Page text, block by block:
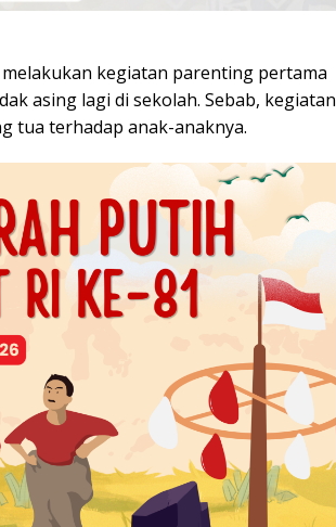
kegiatan parenting pertama
asing lagi di sekolah. Sebab, kegiatan
tua terhadap anak-anaknya.